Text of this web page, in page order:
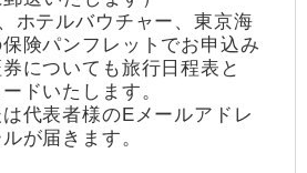
ホテルバウチャー、東京海
険パンフレットでお申込み
についても旅行日程表と
ドいたします。
代表者様のEメールアドレ
が届きます。